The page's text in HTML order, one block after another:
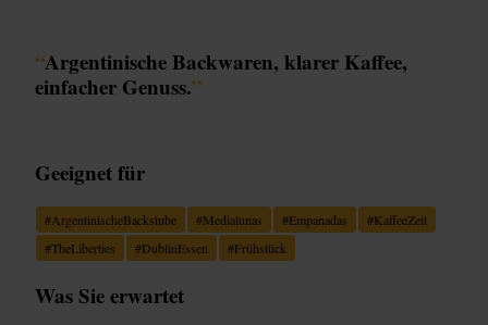
“Argentinische Backwaren, klarer Kaffee,
einfacher Genuss.”
Geeignet für
#ArgentinischeBackstube #Medialunas #Empanadas #KaffeeZeit
#TheLiberties #DublinEssen #Frühstück
Was Sie erwartet